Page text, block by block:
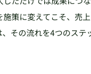
施策に変えてこそ、売
、その流れを4つのステ